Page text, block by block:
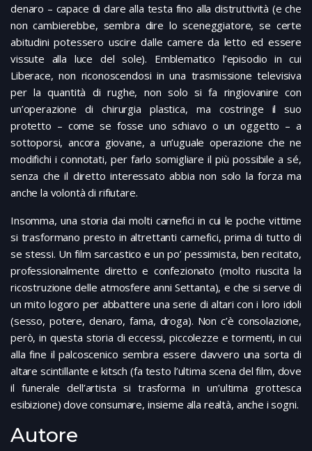
denaro – capace di dare alla testa fino alla distruttività (e che
non cambierebbe, sembra dire lo sceneggiatore, se certe
abitudini potessero uscire dalle camere da letto ed essere
vissute alla luce del sole). Emblematico l’episodio in cui
Liberace, non riconoscendosi in una trasmissione televisiva
per la quantità di rughe, non solo si fa ringiovanire con
un’operazione di chirurgia plastica, ma costringe il suo
protetto – come se fosse uno schiavo o un oggetto – a
sottoporsi, ancora giovane, a un’uguale operazione che ne
modifichi i connotati, per farlo somigliare il più possibile a sé,
senza che il diretto interessato abbia non solo la forza ma
anche la volontà di rifiutare.
Insomma, una storia dai molti carnefici in cui le poche vittime
si trasformano presto in altrettanti carnefici, prima di tutto di
se stessi. Un film sarcastico e un po’ pessimista, ben recitato,
professionalmente diretto e confezionato (molto riuscita la
ricostruzione delle atmosfere anni Settanta), e che si serve di
un mito logoro per abbattere una serie di altari con i loro idoli
(sesso, potere, denaro, fama, droga). Non c’è consolazione,
però, in questa storia di eccessi, piccolezze e tormenti, in cui
alla fine il palcoscenico sembra essere davvero una sorta di
altare scintillante e kitsch (fa testo l’ultima scena del film, dove
il funerale dell’artista si trasforma in un’ultima grottesca
esibizione) dove consumare, insieme alla realtà, anche i sogni.
Autore